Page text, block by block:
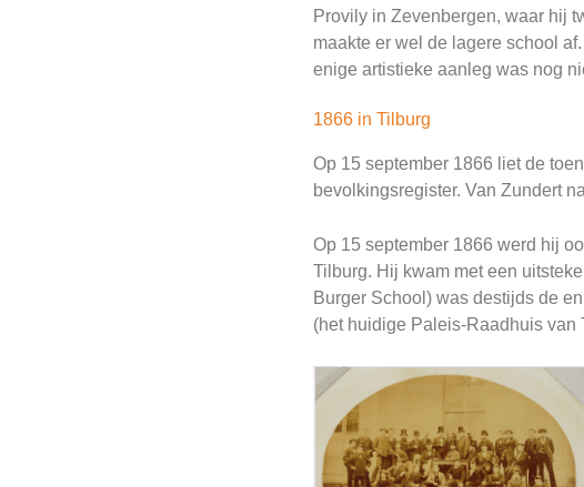
Provily in Zevenbergen, waar hij
maakte er wel de lagere school
enige artistieke aanleg was nog
1866 in Tilburg
Op 15 september 1866 liet de
bevolkingsregister. Van Zundert
Op 15 september 1866 werd hij
Tilburg. Hij kwam met een
Burger School) was destijds de
(het huidige Paleis-Raadhuis van